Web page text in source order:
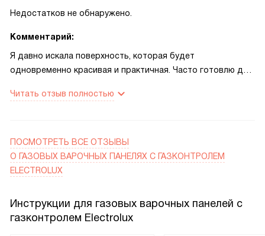
Недостатков не обнаружено.
Комментарий:
Я давно искала поверхность, которая будет
одновременно красивая и практичная. Часто готовлю для
конфорка повышенной мощности действительно
нужно искать спички, и конфорки включаются аккуратно.
Решётки из чугуна устойчивые, я спокойно ставлю на них
тяжёлые кастрюли, это даёт спокойствие во время
Однажды на празднике ребёнок случайно опрокинул
ложку с соусом прямо на поверхность. Я переживала, но
Читать отзыв полностью
ПОСМОТРЕТЬ ВСЕ ОТЗЫВЫ
О ГАЗОВЫХ ВАРОЧНЫХ ПАНЕЛЯХ С ГАЗКОНТРОЛЕМ
ELECTROLUX
Инструкции для газовых варочных панелей с
газконтролем Electrolux